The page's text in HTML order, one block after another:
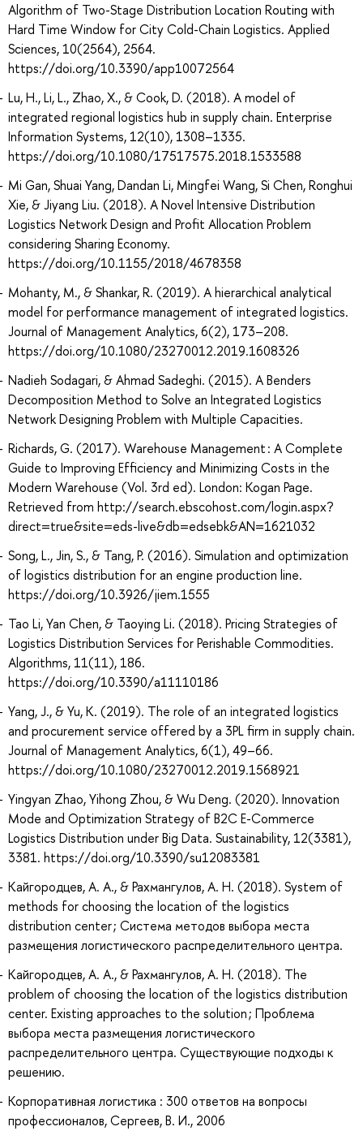
Algorithm of Two-Stage Distribution Location Routing with
Hard Time Window for City Cold-Chain Logistics. Applied
Sciences, 10(2564), 2564.
https://doi.org/10.3390/app10072564
Lu, H., Li, L., Zhao, X., & Cook, D. (2018). A model of
integrated regional logistics hub in supply chain. Enterprise
Information Systems, 12(10), 1308–1335.
https://doi.org/10.1080/17517575.2018.1533588
Mi Gan, Shuai Yang, Dandan Li, Mingfei Wang, Si Chen, Ronghui
Xie, & Jiyang Liu. (2018). A Novel Intensive Distribution
Logistics Network Design and Profit Allocation Problem
considering Sharing Economy.
https://doi.org/10.1155/2018/4678358
Mohanty, M., & Shankar, R. (2019). A hierarchical analytical
model for performance management of integrated logistics.
Journal of Management Analytics, 6(2), 173–208.
https://doi.org/10.1080/23270012.2019.1608326
Nadieh Sodagari, & Ahmad Sadeghi. (2015). A Benders
Decomposition Method to Solve an Integrated Logistics
Network Designing Problem with Multiple Capacities.
Richards, G. (2017). Warehouse Management : A Complete
Guide to Improving Efficiency and Minimizing Costs in the
Modern Warehouse (Vol. 3rd ed). London: Kogan Page.
Retrieved from http://search.ebscohost.com/login.aspx?
direct=true&site=eds-live&db=edsebk&AN=1621032
Song, L., Jin, S., & Tang, P. (2016). Simulation and optimization
of logistics distribution for an engine production line.
https://doi.org/10.3926/jiem.1555
Tao Li, Yan Chen, & Taoying Li. (2018). Pricing Strategies of
Logistics Distribution Services for Perishable Commodities.
Algorithms, 11(11), 186.
https://doi.org/10.3390/a11110186
Yang, J., & Yu, K. (2019). The role of an integrated logistics
and procurement service offered by a 3PL firm in supply chain.
Journal of Management Analytics, 6(1), 49–66.
https://doi.org/10.1080/23270012.2019.1568921
Yingyan Zhao, Yihong Zhou, & Wu Deng. (2020). Innovation
Mode and Optimization Strategy of B2C E-Commerce
Logistics Distribution under Big Data. Sustainability, 12(3381),
3381. https://doi.org/10.3390/su12083381
Кайгородцев, А. А., & Рахмангулов, А. Н. (2018). System of
methods for choosing the location of the logistics
distribution center ; Система методов выбора места
размещения логистического распределительного центра.
Кайгородцев, А. А., & Рахмангулов, А. Н. (2018). The
problem of choosing the location of the logistics distribution
center. Existing approaches to the solution ; Проблема
выбора места размещения логистического
распределительного центра. Существующие подходы к
решению.
Корпоративная логистика : 300 ответов на вопросы
профессионалов, Сергеев, В. И., 2006